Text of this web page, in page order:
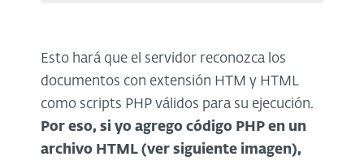
Esto hará que el servidor reconozca los
documentos con extensión HTM y HTML
como scripts PHP válidos para su ejecución.
Por eso, si yo agrego código PHP en un
archivo HTML (ver siguiente imagen),